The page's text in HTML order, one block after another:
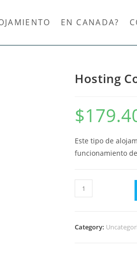
EN CANADA?
Hosting
$
Este tipo de
funcionamiento
Hosting
Corporativo
Category: